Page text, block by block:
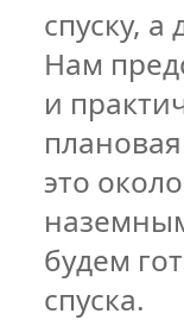
спуску,
Нам
и
это
будем
спуска.